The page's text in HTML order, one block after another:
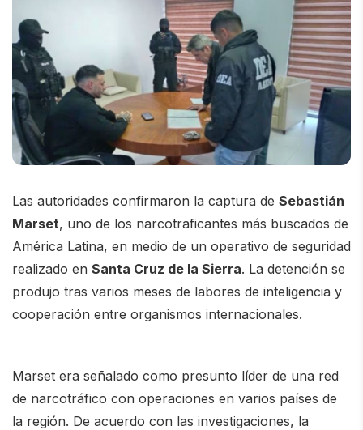
Las autoridades confirmaron la captura de Sebastián
Marset, uno de los narcotraficantes más buscados de
América Latina, en medio de un operativo de seguridad
realizado en Santa Cruz de la Sierra. La detención se
produjo tras varios meses de labores de inteligencia y
cooperación entre organismos internacionales.
Marset era señalado como presunto líder de una red
de narcotráfico con operaciones en varios países de
la región. De acuerdo con las investigaciones, la